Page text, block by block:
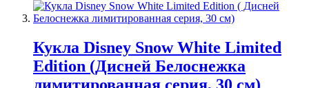
Кукла Disney Snow White Limited
Edition (Дисней Белоснежка
лимитированная серия, 30 см)